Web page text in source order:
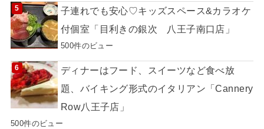
子連れでも安心♡キッズスペース&カラオケ
付個室「目利きの銀次 八王子南口店」
500件のビュー
ディナーはフード、スイーツなど食べ放
題、バイキング形式のイタリアン「Cannery
Row八王子店」
500件のビュー